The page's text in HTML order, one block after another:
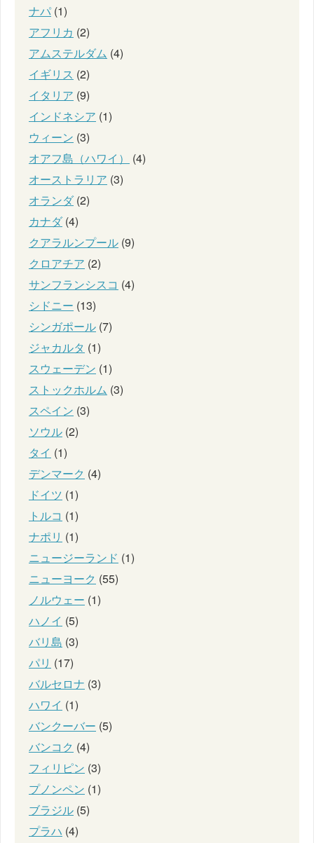
ナパ (1)
アフリカ (2)
アムステルダム (4)
イギリス (2)
イタリア (9)
インドネシア (1)
ウィーン (3)
オアフ島（ハワイ）
(4)
オーストラリア (3)
オランダ(2)
カナダ(4)
クアラルンプール (9)
クロアチア (2)
サンフランシスコ (4)
シドニー (13)
シンガポール (7)
ジャカルタ (1)
スウェーデン (1)
ストックホルム (3)
スペイン (3)
ソウル (2)
タイ (1)
デンマーク (4)
ドイツ (1)
トルコ (1)
ナポリ (1)
ニュージーランド (1)
ニューヨーク (55)
ノルウェー (1)
ハノイ (5)
バリ島 (3)
パリ (17)
バルセロナ (3)
ハワイ (1)
バンクーバー (5)
バンコク (4)
フィリピン (3)
プノンペン (1)
ブラジル (5)
プラハ (4)